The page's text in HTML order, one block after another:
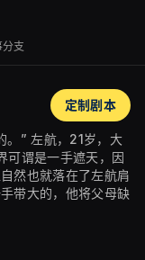
支
定制剧本
。” 左航，21岁，大
可谓是一手遮天，因
然也就落在了左航肩
带大的，他将父母缺